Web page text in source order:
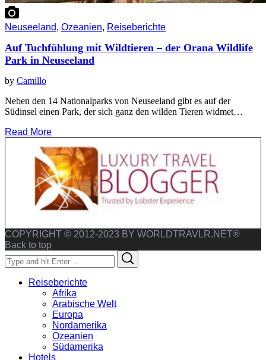
Neuseeland, Ozeanien, Reiseberichte
Auf Tuchfühlung mit Wildtieren – der Orana Wildlife
Park in Neuseeland
by Camillo
Neben den 14 Nationalparks von Neuseeland gibt es auf der
Südinsel einen Park, der sich ganz den wilden Tieren widmet…
Read More
COPYRIGHT © 2012-2023 BY WORLDTRAVLR.NET®
Back to top
Search
for:
Reiseberichte
Afrika
Arabische Welt
Europa
Nordamerika
Ozeanien
Südamerika
Hotels